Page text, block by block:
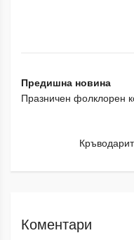
Предишна новина
Празничен фолклорен
Коментари